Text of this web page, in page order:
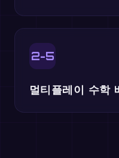
2-5
멀티플레이 수학